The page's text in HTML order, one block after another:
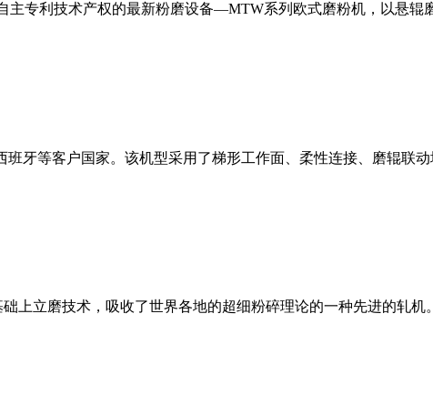
专利技术产权的最新粉磨设备—MTW系列欧式磨粉机，以悬辊
牙等客户国家。该机型采用了梯形工作面、柔性连接、磨辊联
上立磨技术，吸收了世界各地的超细粉碎理论的一种先进的轧